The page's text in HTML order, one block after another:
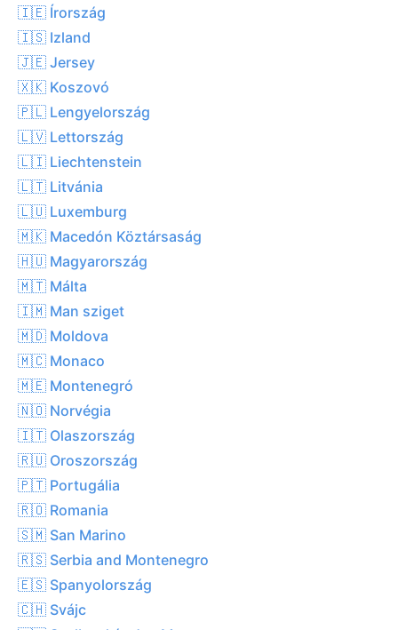
🇮🇪 Írország
🇮🇸 Izland
🇯🇪 Jersey
🇽🇰 Koszovó
🇵🇱 Lengyelország
🇱🇻 Lettország
🇱🇮 Liechtenstein
🇱🇹 Litvánia
🇱🇺 Luxemburg
🇲🇰 Macedón Köztársaság
🇭🇺 Magyarország
🇲🇹 Málta
🇮🇲 Man sziget
🇲🇩 Moldova
🇲🇨 Monaco
🇲🇪 Montenegró
🇳🇴 Norvégia
🇮🇹 Olaszország
🇷🇺 Oroszország
🇵🇹 Portugália
🇷🇴 Romania
🇸🇲 San Marino
🇷🇸 Serbia and Montenegro
🇪🇸 Spanyolország
🇨🇭 Svájc